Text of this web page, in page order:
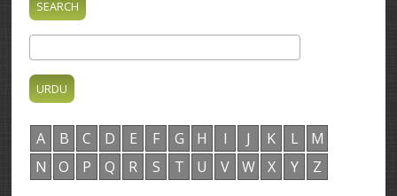
A B C D E F G H I J K L
M
N
O P Q R S T U V W X Y Z